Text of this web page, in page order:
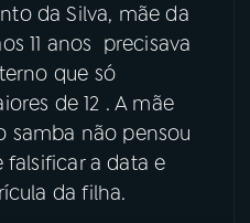
da Silva, mãe da
11 anos precisava
que só
de 12 . A mãe
samba não pensou
falsificar a data e
da filha.